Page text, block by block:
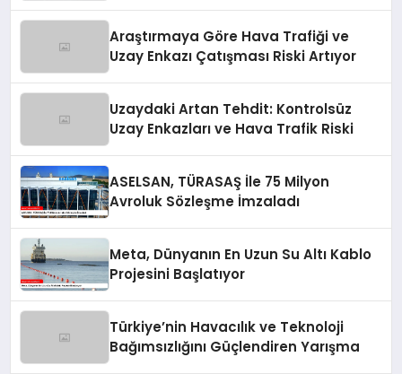
Araştırmaya Göre Hava Trafiği ve
Uzay Enkazı Çatışması Riski Artıyor
Uzaydaki Artan Tehdit: Kontrolsüz
Uzay Enkazları ve Hava Trafik Riski
ASELSAN, TÜRASAŞ İle 75 Milyon
Avroluk Sözleşme İmzaladı
Meta, Dünyanın En Uzun Su Altı Kablo
Projesini Başlatıyor
Türkiye’nin Havacılık ve Teknoloji
Bağımsızlığını Güçlendiren Yarışma